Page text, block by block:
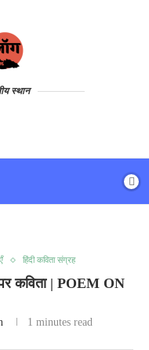
स्थान
हिंदी कविता संग्रह
कविता | POEM ON
1 minutes read